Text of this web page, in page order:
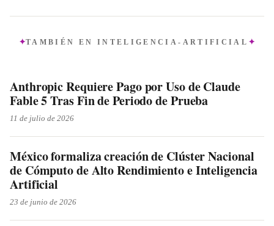
TAMBIÉN EN INTELIGENCIA-ARTIFICIAL
Anthropic Requiere Pago por Uso de Claude
Fable 5 Tras Fin de Periodo de Prueba
11 de julio de 2026
México formaliza creación de Clúster Nacional
de Cómputo de Alto Rendimiento e Inteligencia
Artificial
23 de junio de 2026